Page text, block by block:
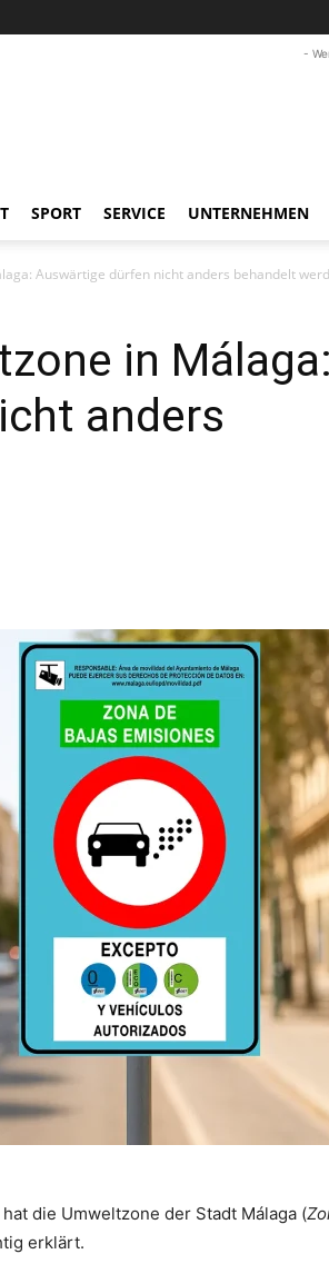
-
SPORT SERVICE UNTERNEHMEN
Auswärtige dürfen nicht anders behandelt
in Málaga:
anders
die Umweltzone der Stadt Málaga (
erklärt.